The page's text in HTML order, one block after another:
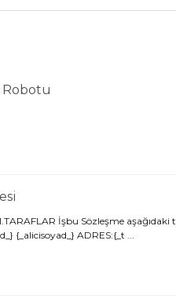
Robotu
İşbu Sözleşme
{_alicisoyad_} ADRES:{_t ...